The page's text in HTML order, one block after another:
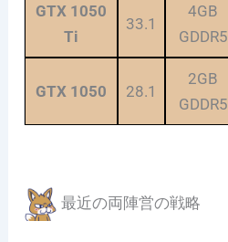
GTX 1050
Ti
33.1
4GB
GDDR5
GTX 1050 28.1
2GB
GDDR5
最近の両陣営の戦略